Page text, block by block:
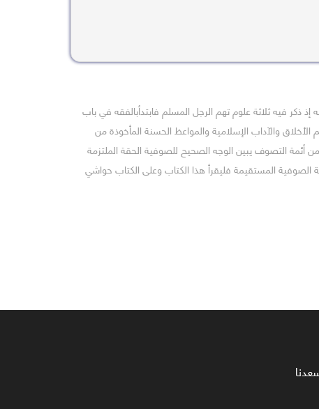
إذ ذكر فيه ثلاثة علوم تهم الرجل المسلم فابتدأبالفقه في باب
الأخلاق والآداب الإسلامية والمواعظ الحسنة المأخوذة من
أئمة التصوف يبين الوجه الصحيح للصوفية الحقة الملتزمة
الصوفية المستقيمة فليقرأ هذا الكتاب وعلى الكتاب حواشي